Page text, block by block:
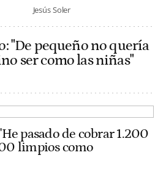
Jesús Soler
"De pequeño no quería
ser como las niñas"
pasado de cobrar 1.200
limpios como